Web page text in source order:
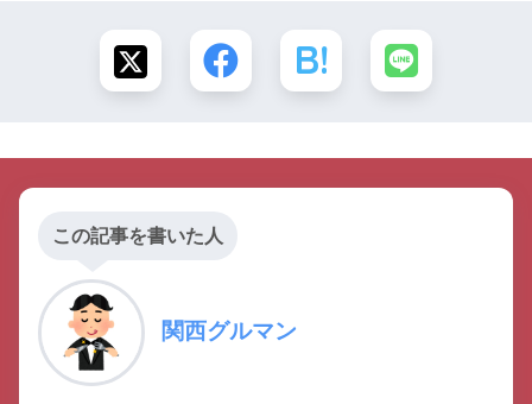
この記事を書いた人
関西グルマン